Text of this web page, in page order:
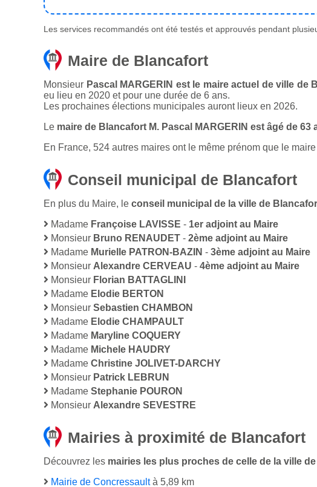
Les services recommandés ont été testés et approuvés pendant
Maire de Blancafort
Monsieur Pascal MARGERIN est le maire actuel de ville de
eu lieu en 2020 et pour une durée de 6 ans.
Les prochaines élections municipales auront lieux en 2026.
Le maire de Blancafort M. Pascal MARGERIN est âgé de 63
En France, 524 autres maires ont le même prénom que le
Conseil municipal de Blancafort
En plus du Maire, le conseil municipal de la ville de
Madame Françoise LAVISSE - 1er adjoint au Maire
Monsieur Bruno RENAUDET - 2ème adjoint au Maire
Madame Murielle PATRON-BAZIN - 3ème adjoint au Maire
Monsieur Alexandre CERVEAU - 4ème adjoint au Maire
Monsieur Florian BATTAGLINI
Madame Elodie BERTON
Monsieur Sebastien CHAMBON
Madame Elodie CHAMPAULT
Madame Maryline COQUERY
Madame Michele HAUDRY
Madame Christine JOLIVET-DARCHY
Monsieur Patrick LEBRUN
Madame Stephanie POURON
Monsieur Alexandre SEVESTRE
Mairies à proximité de Blancafort
Découvrez les mairies les plus proches de celle de la ville
Mairie de Concressaultà 5,89 km